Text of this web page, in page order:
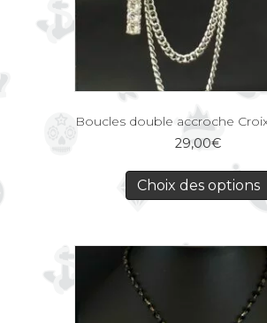
Boucles double accroche
29,00€
Choix des options